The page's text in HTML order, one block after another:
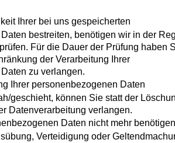
Ihrer bei uns gespeicherten
bestreiten, benötigen wir in der
Für die Dauer der Prüfung haben
der Verarbeitung Ihrer
zu verlangen.
Ihrer personenbezogenen Daten
geschieht, können Sie statt der
Datenverarbeitung verlangen.
Daten nicht mehr
Verteidigung oder